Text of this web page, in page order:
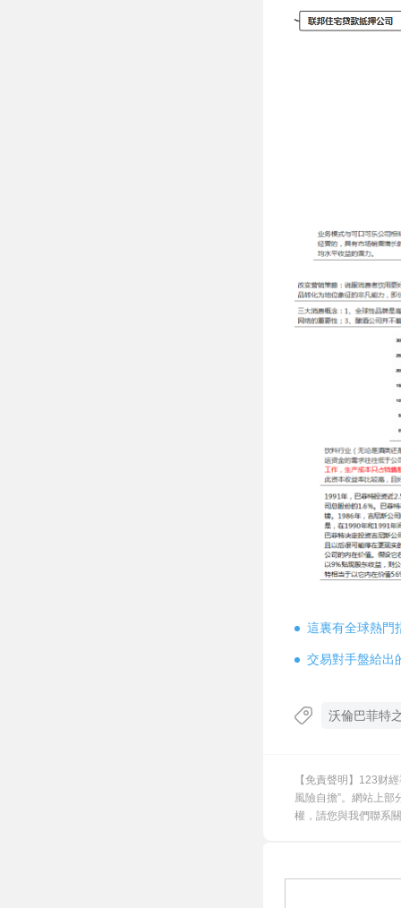
這裏有全球熱門
交易對手盤給出
沃倫巴菲特
【免責聲明】123财
風險自擔”。網站上
權，請您與我們聯系